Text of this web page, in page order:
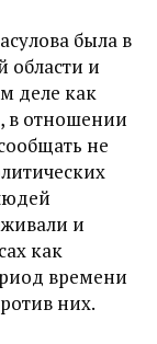
была в
и
деле как
в отношении
не
и
как
времени
них.